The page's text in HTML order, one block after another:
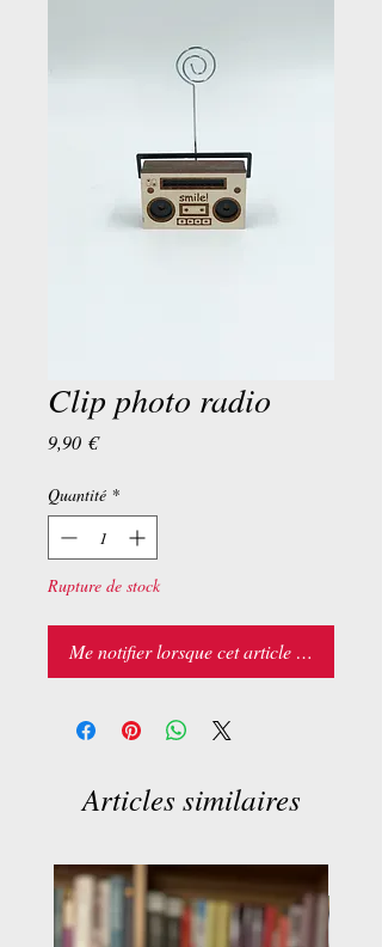
Clip photo radio
9,90 €Prix
Quantité *
Rupture de stock
Me notifier lorsque cet article est
Articles similaires